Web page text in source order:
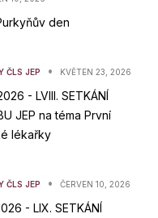
den
ČLS JEP • KVĚTEN 23, 2026
- LVIII. SETKÁNÍ
JEP na téma První
lékařky
ČLS JEP • ČERVEN 10, 2026
- LIX. SETKÁNÍ